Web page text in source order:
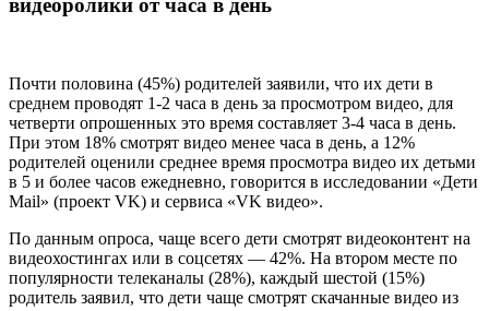
Почти половина (45%) родителей заявили, что их дети в
среднем проводят 1-2 часа в день за просмотром видео, для
четверти опрошенных это время составляет 3-4 часа в день.
При этом 18% смотрят видео менее часа в день, а 12%
родителей оценили среднее время просмотра видео их детьми
в 5 и более часов ежедневно, говорится в исследовании «Дети
Mail» (проект VK) и сервиса «VK видео».
По данным опроса, чаще всего дети смотрят видеоконтент на
видеохостингах или в соцсетях — 42%. На втором месте по
популярности телеканалы (28%), каждый шестой (15%)
родитель заявил, что дети чаще смотрят скачанные видео из